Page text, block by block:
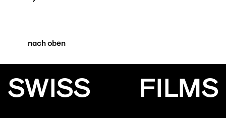
nach oben
SWISS
FILMS